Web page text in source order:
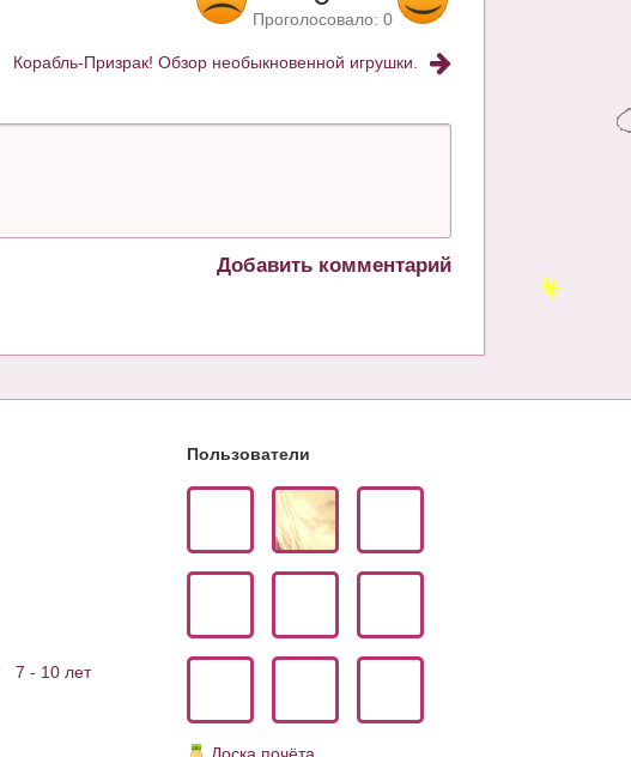
Проголосовало: 0
Корабль-Призрак! Обзор необыкновенной игрушки.
Добавить комментарий
7 - 10 лет
Пользователи